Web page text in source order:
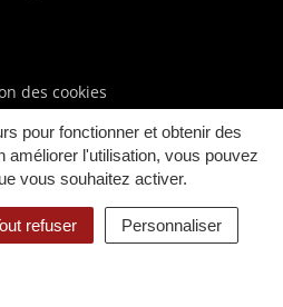
pour fonctionner et obtenir des
améliorer l'utilisation, vous pouvez
vous souhaitez activer.
refuser Personnaliser
des cookies
légales
du site
confidentialité